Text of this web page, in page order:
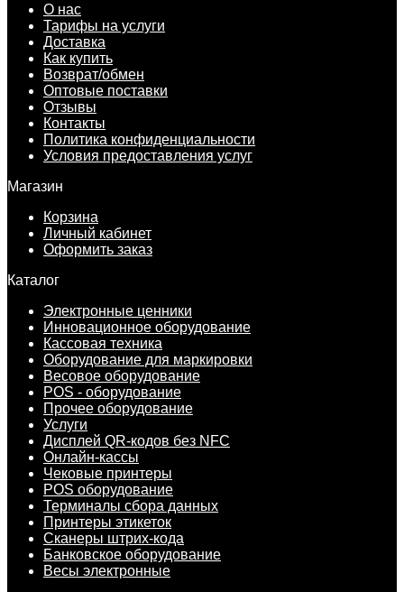
О нас
Тарифы на услуги
Доставка
Как купить
Возврат/обмен
Оптовые поставки
Отзывы
Контакты
Политика конфиденциальности
Условия предоставления услуг
Магазин
Корзина
Личный кабинет
Оформить заказ
Каталог
Электронные ценники
Инновационное оборудование
Кассовая техника
Оборудование для маркировки
Весовое оборудование
POS - оборудование
Прочее оборудование
Услуги
Дисплей QR-кодов без NFC
Онлайн-кассы
Чековые принтеры
POS оборудование
Терминалы сбора данных
Принтеры этикеток
Сканеры штрих-кода
Банковское оборудование
Весы электронные